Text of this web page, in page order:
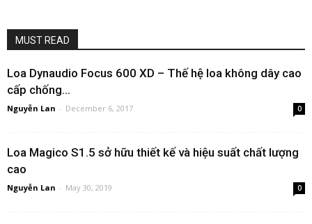
MUST READ
Loa Dynaudio Focus 600 XD – Thế hệ loa không dây cao
cấp chống...
Nguyễn Lan - December 6, 2017 0
Loa Magico S1.5 sở hữu thiết kế và hiệu suất chất lượng
cao
Nguyễn Lan - May 30, 2019 0